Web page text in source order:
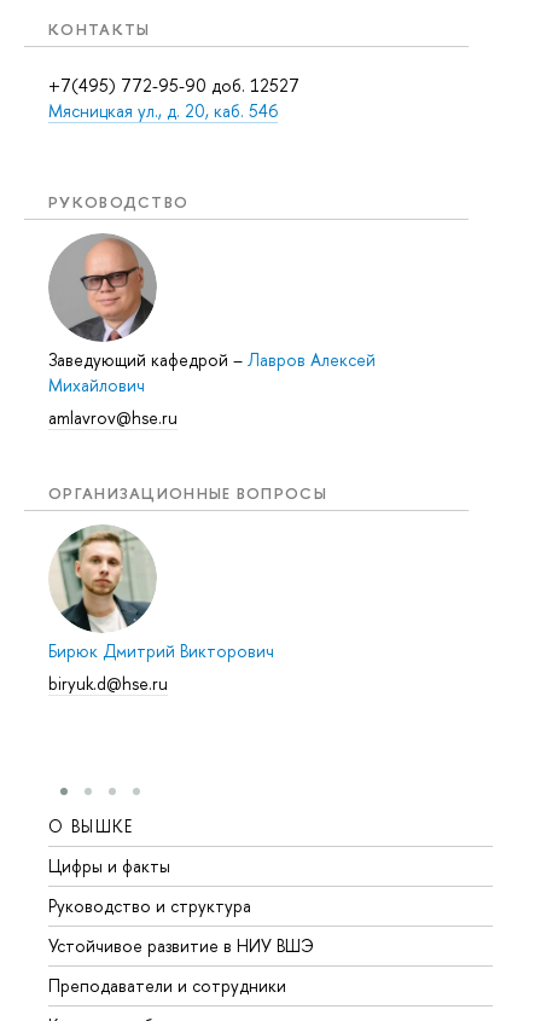
КОНТАКТЫ
+7(495) 772-95-90 доб. 12527
Мясницкая ул., д. 20, каб. 546
РУКОВОДСТВО
Заведующий кафедрой – Лавров Алексей
Михайлович
amlavrov@hse.ru
ОРГАНИЗАЦИОННЫЕ ВОПРОСЫ
Бирюк Дмитрий Викторович
biryuk.d@hse.ru
О ВЫШКЕ
Цифры и факты
Руководство и структура
Устойчивое развитие в НИУ ВШЭ
Преподаватели и сотрудники